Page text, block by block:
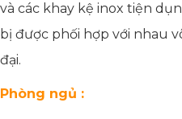
và các khay kệ inox tiện
bị được phối hợp với nhau
đại.
Phòng ngủ :